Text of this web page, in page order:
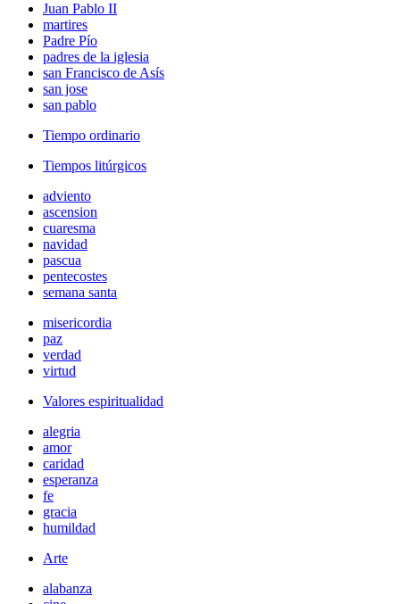
Juan Pablo II
martires
Padre Pío
padres de la iglesia
san Francisco de Asís
san jose
san pablo
Tiempo ordinario
Tiempos litúrgicos
adviento
ascension
cuaresma
navidad
pascua
pentecostes
semana santa
misericordia
paz
verdad
virtud
Valores espiritualidad
alegria
amor
caridad
esperanza
fe
gracia
humildad
Arte
alabanza